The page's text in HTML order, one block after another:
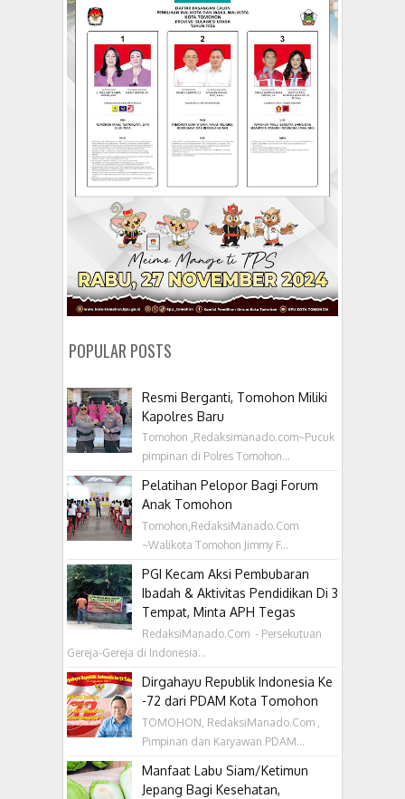
POPULAR POSTS
Resmi Berganti, Tomohon Miliki
Kapolres Baru
Tomohon ,Redaksimanado.com~Pucuk
pimpinan di Polres Tomohon...
Pelatihan Pelopor Bagi Forum
Anak Tomohon
Tomohon,RedaksiManado.Com
~Walikota Tomohon Jimmy F...
PGI Kecam Aksi Pembubaran
Ibadah & Aktivitas Pendidikan Di 3
Tempat, Minta APH Tegas
RedaksiManado.Com - Persekutuan
Gereja-Gereja di Indonesia...
Dirgahayu Republik Indonesia Ke
-72 dari PDAM Kota Tomohon
TOMOHON, RedaksiManado.Com ,
Pimpinan dan Karyawan PDAM...
Manfaat Labu Siam/Ketimun
Jepang Bagi Kesehatan,